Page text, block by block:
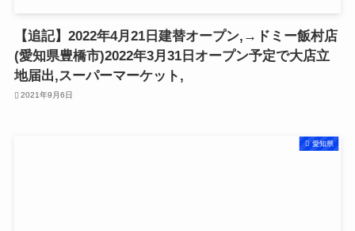
【追記】2022年4月21日建替オープン,→ドミー飯村店
(愛知県豊橋市)2022年3月31日オープン予定で大店立
地届出,スーパーマーケット,
2021年9月6日
愛知県